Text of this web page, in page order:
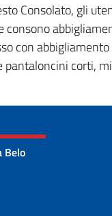
Consolato, gli
consono
con
pantaloncini corti,
Belo